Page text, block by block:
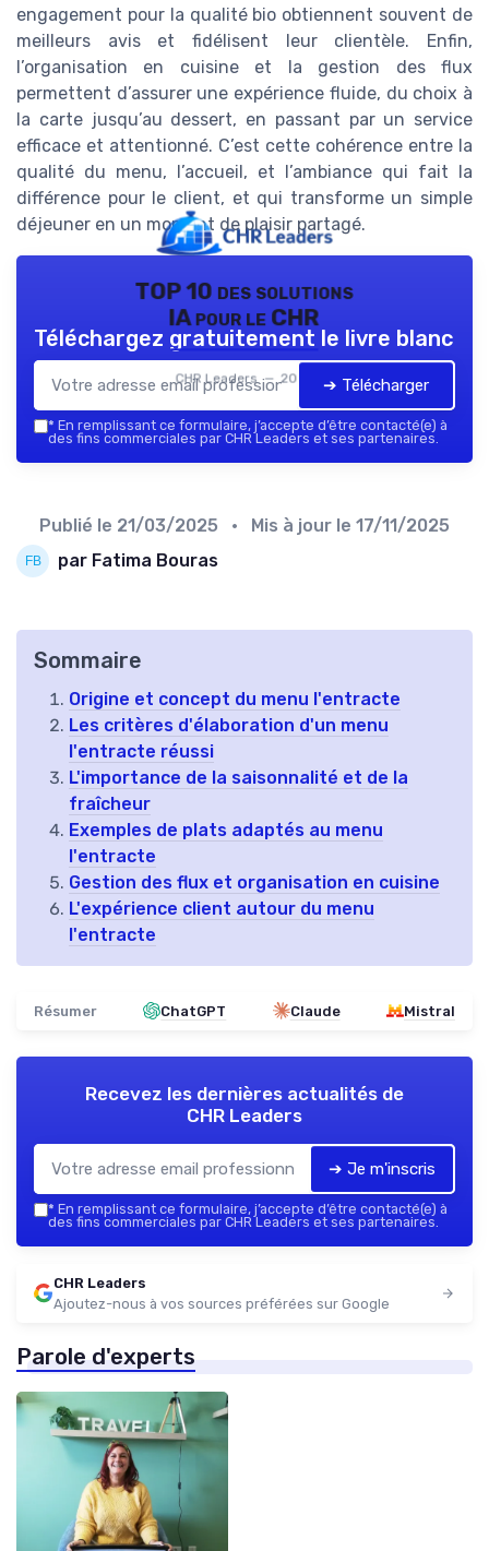
engagement pour la qualité bio obtiennent souvent de
meilleurs avis et fidélisent leur clientèle. Enfin,
l’organisation en cuisine et la gestion des flux
permettent d’assurer une expérience fluide, du choix à
la carte jusqu’au dessert, en passant par un service
efficace et attentionné. C’est cette cohérence entre la
qualité du menu, l’accueil, et l’ambiance qui fait la
différence pour le client, et qui transforme un simple
déjeuner en un moment de plaisir partagé.
TOP 10 des solutions
IA pour le CHR
CHR Leaders — 2026
Téléchargez gratuitement le livre blanc
➔ Télécharger
* En remplissant ce formulaire, j’accepte d’être contacté(e) à
des fins commerciales par CHR Leaders et ses partenaires.
Publié le 21/03/2025 • Mis à jour le 17/11/2025
par Fatima Bouras
Sommaire
Origine et concept du menu l'entracte
Les critères d'élaboration d'un menu
l'entracte réussi
L'importance de la saisonnalité et de la
fraîcheur
Exemples de plats adaptés au menu
l'entracte
Gestion des flux et organisation en cuisine
L'expérience client autour du menu
l'entracte
Résumer ChatGPT Claude Mistral
Recevez les dernières actualités de
CHR Leaders
➔ Je m'inscris
* En remplissant ce formulaire, j’accepte d’être contacté(e) à
des fins commerciales par CHR Leaders et ses partenaires.
CHR Leaders
Ajoutez-nous à vos sources préférées sur Google
Parole d'experts